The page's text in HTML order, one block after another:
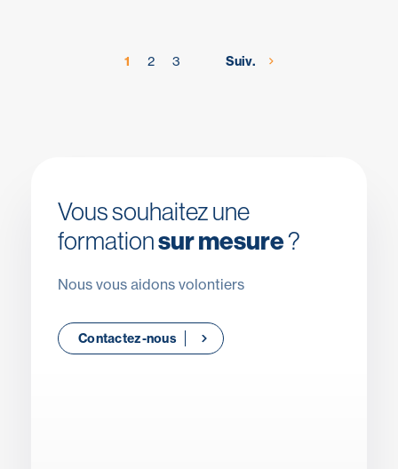
1 2 3 Suiv.
Vous souhaitez une
formationsur mesure?
Nous vous aidons volontiers
Contactez-nous